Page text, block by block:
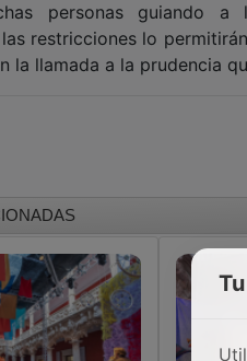
personas guiando
restricciones lo
la llamada a la